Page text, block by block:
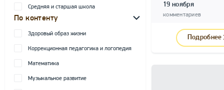
Средняя и старшая школа
По контенту
Здоровый образ жизни
Коррекционная педагогика и логопедия
Математика
Музыкальное развитие
19 ноября
комментариев
Подробнее